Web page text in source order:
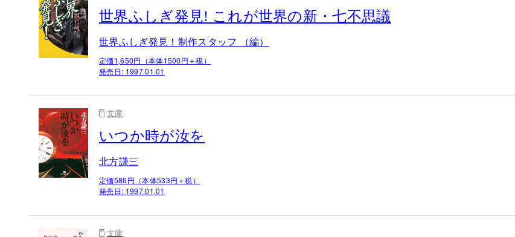
世界ふしぎ発見! これが世界の新・七不思議
世界ふしぎ発見！制作スタッフ （編）
定価1,650円（本体1500円＋税）
発売日: 1997.01.01
文庫
いつか時が汝を
北方謙三
定価586円（本体533円＋税）
発売日: 1997.01.01
文庫